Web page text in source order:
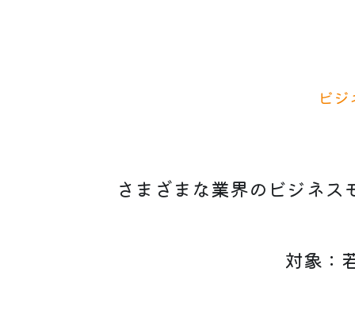
ビ
さまざまな業界のビジネ
対象：